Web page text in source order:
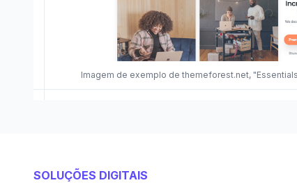
Imagem de exemplo de themeforest.net,
SOLUÇÕES DIGITAIS